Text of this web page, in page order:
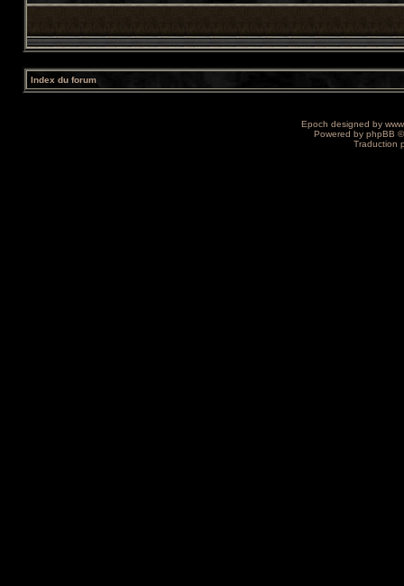
Index du forum
Epoch designed by
Powered by phpBB
Traduction